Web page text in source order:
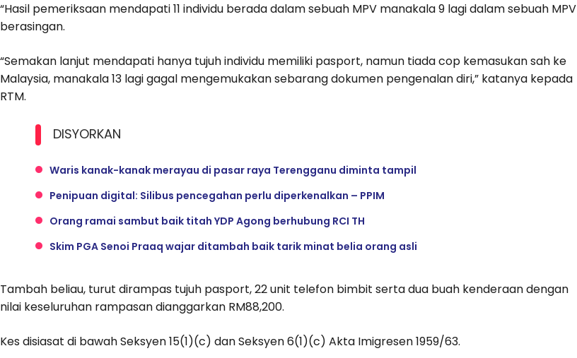
“Hasil pemeriksaan mendapati 11 individu berada dalam sebuah MPV manakala 9 lagi dalam sebuah MPV
berasingan.
“Semakan lanjut mendapati hanya tujuh individu memiliki pasport, namun tiada cop kemasukan sah ke
Malaysia, manakala 13 lagi gagal mengemukakan sebarang dokumen pengenalan diri,” katanya kepada
RTM.
DISYORKAN
Waris kanak-kanak merayau di pasar raya Terengganu diminta tampil
Penipuan digital: Silibus pencegahan perlu diperkenalkan – PPIM
Orang ramai sambut baik titah YDP Agong berhubung RCI TH
Skim PGA Senoi Praaq wajar ditambah baik tarik minat belia orang asli
Tambah beliau, turut dirampas tujuh pasport, 22 unit telefon bimbit serta dua buah kenderaan dengan
nilai keseluruhan rampasan dianggarkan RM88,200.
Kes disiasat di bawah Seksyen 15(1)(c) dan Seksyen 6(1)(c) Akta Imigresen 1959/63.